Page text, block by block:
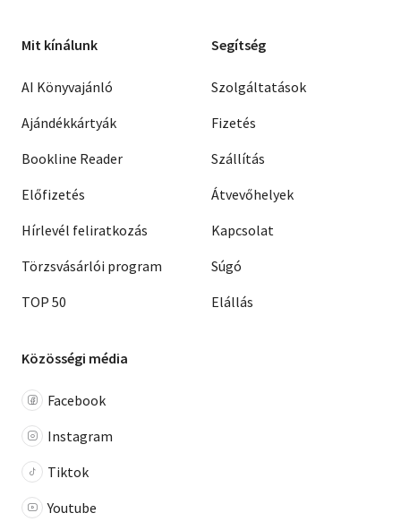
Mit kínálunk
AI Könyvajánló
Ajándékkártyák
Bookline Reader
Előfizetés
Hírlevél feliratkozás
Törzsvásárlói program
TOP 50
Segítség
Szolgáltatások
Fizetés
Szállítás
Átvevőhelyek
Kapcsolat
Súgó
Elállás
Közösségi média
Facebook
Instagram
Tiktok
Youtube